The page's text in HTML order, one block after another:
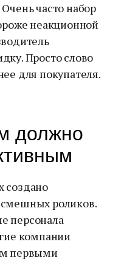
часто набор
неакционной
Просто слово
для покупателя.
должно
создано
роликов.
персонала
компании
первыми